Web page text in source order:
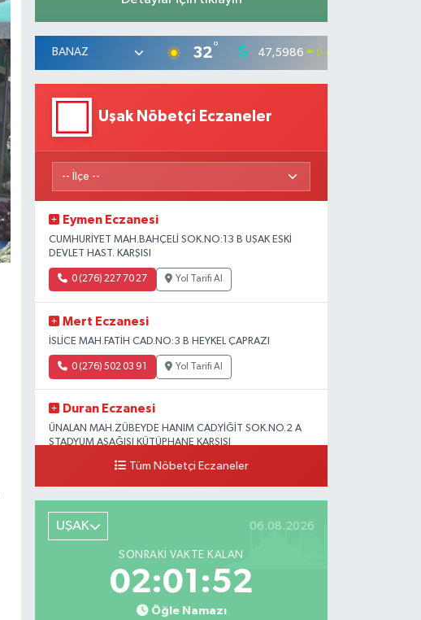
32° 47,5986 0.06
Uşak Nöbetçi Eczaneler
Eymen Eczanesi
CUMHURİYET MAH.BAHÇELİ SOK.NO:13 B UŞAK ESKİ
DEVLET HAST. KARŞISI
0 (276) 227 70 27 Yol Tarifi Al
Mert Eczanesi
İSLİCE MAH.FATİH CAD.NO:3 B HEYKEL ÇAPRAZI
0 (276) 502 03 91 Yol Tarifi Al
Duran Eczanesi
ÜNALAN MAH.ZÜBEYDE HANIM CAD.YİĞİT SOK.NO.2 A
STADYUM AŞAĞISI KÜTÜPHANE KARŞISI
0 (276) 224 51 77 Yol Tarifi Al
Tüm Nöbetçi Eczaneler
UŞAK 06.08.2026
SONRAKI VAKTE KALAN
02:01:51
Öğle Namazı